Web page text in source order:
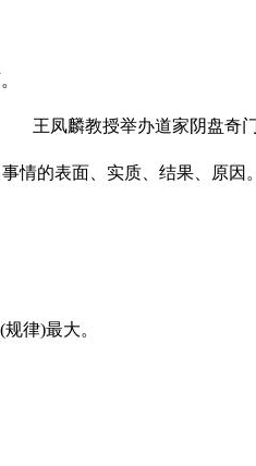
情的表面、实质、结果、原因。
律)最大。